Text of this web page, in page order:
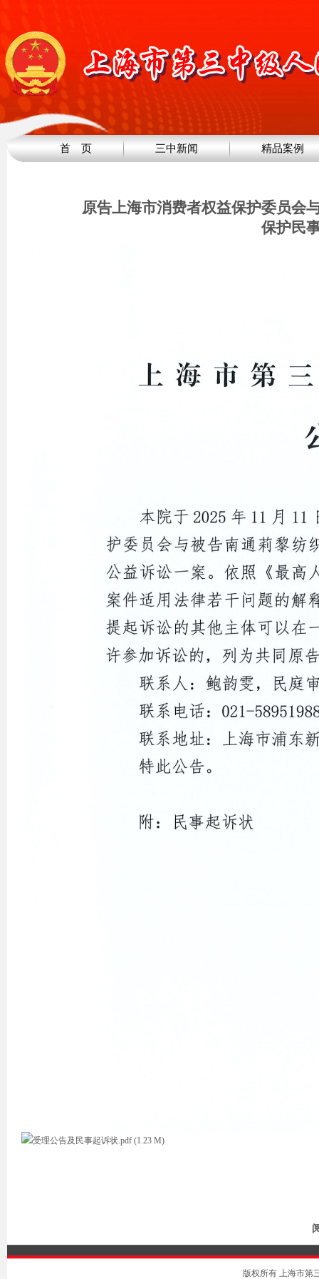
首 页 三中新闻 精品案例
原告上海市消费者权益保护委员会
保护民
受理公告及民事起诉状.pdf (1.23 M)
版权所有 上海市第